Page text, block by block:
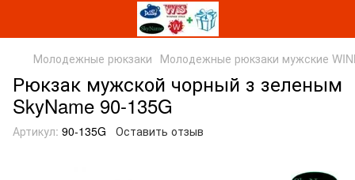
Молодежные рюкзаки Молодежные рюкзаки мужские
Рюкзак мужской чорный з зеленым
SkyName 90-135G
Артикул: 90-135G Оставить отзыв